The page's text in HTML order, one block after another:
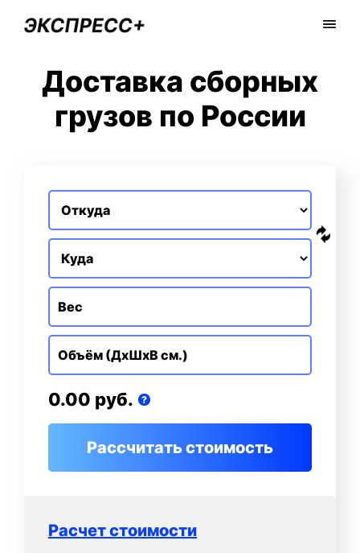
Доставка сборных
грузов по России
0.00 руб. ?
Расчет стоимости